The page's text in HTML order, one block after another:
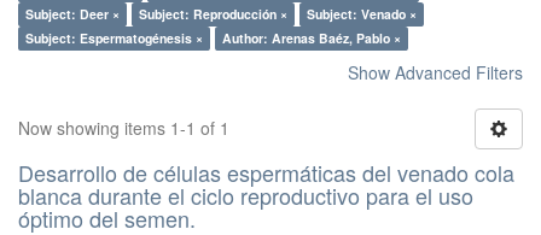
Subject: Deer ×
Subject: Reproducción ×
Subject: Venado ×
Subject: Espermatogénesis ×
Author: Arenas Baéz, Pablo ×
Show Advanced Filters
Now showing items 1-1 of 1
Desarrollo de células espermáticas del venado cola
blanca durante el ciclo reproductivo para el uso
óptimo del semen.